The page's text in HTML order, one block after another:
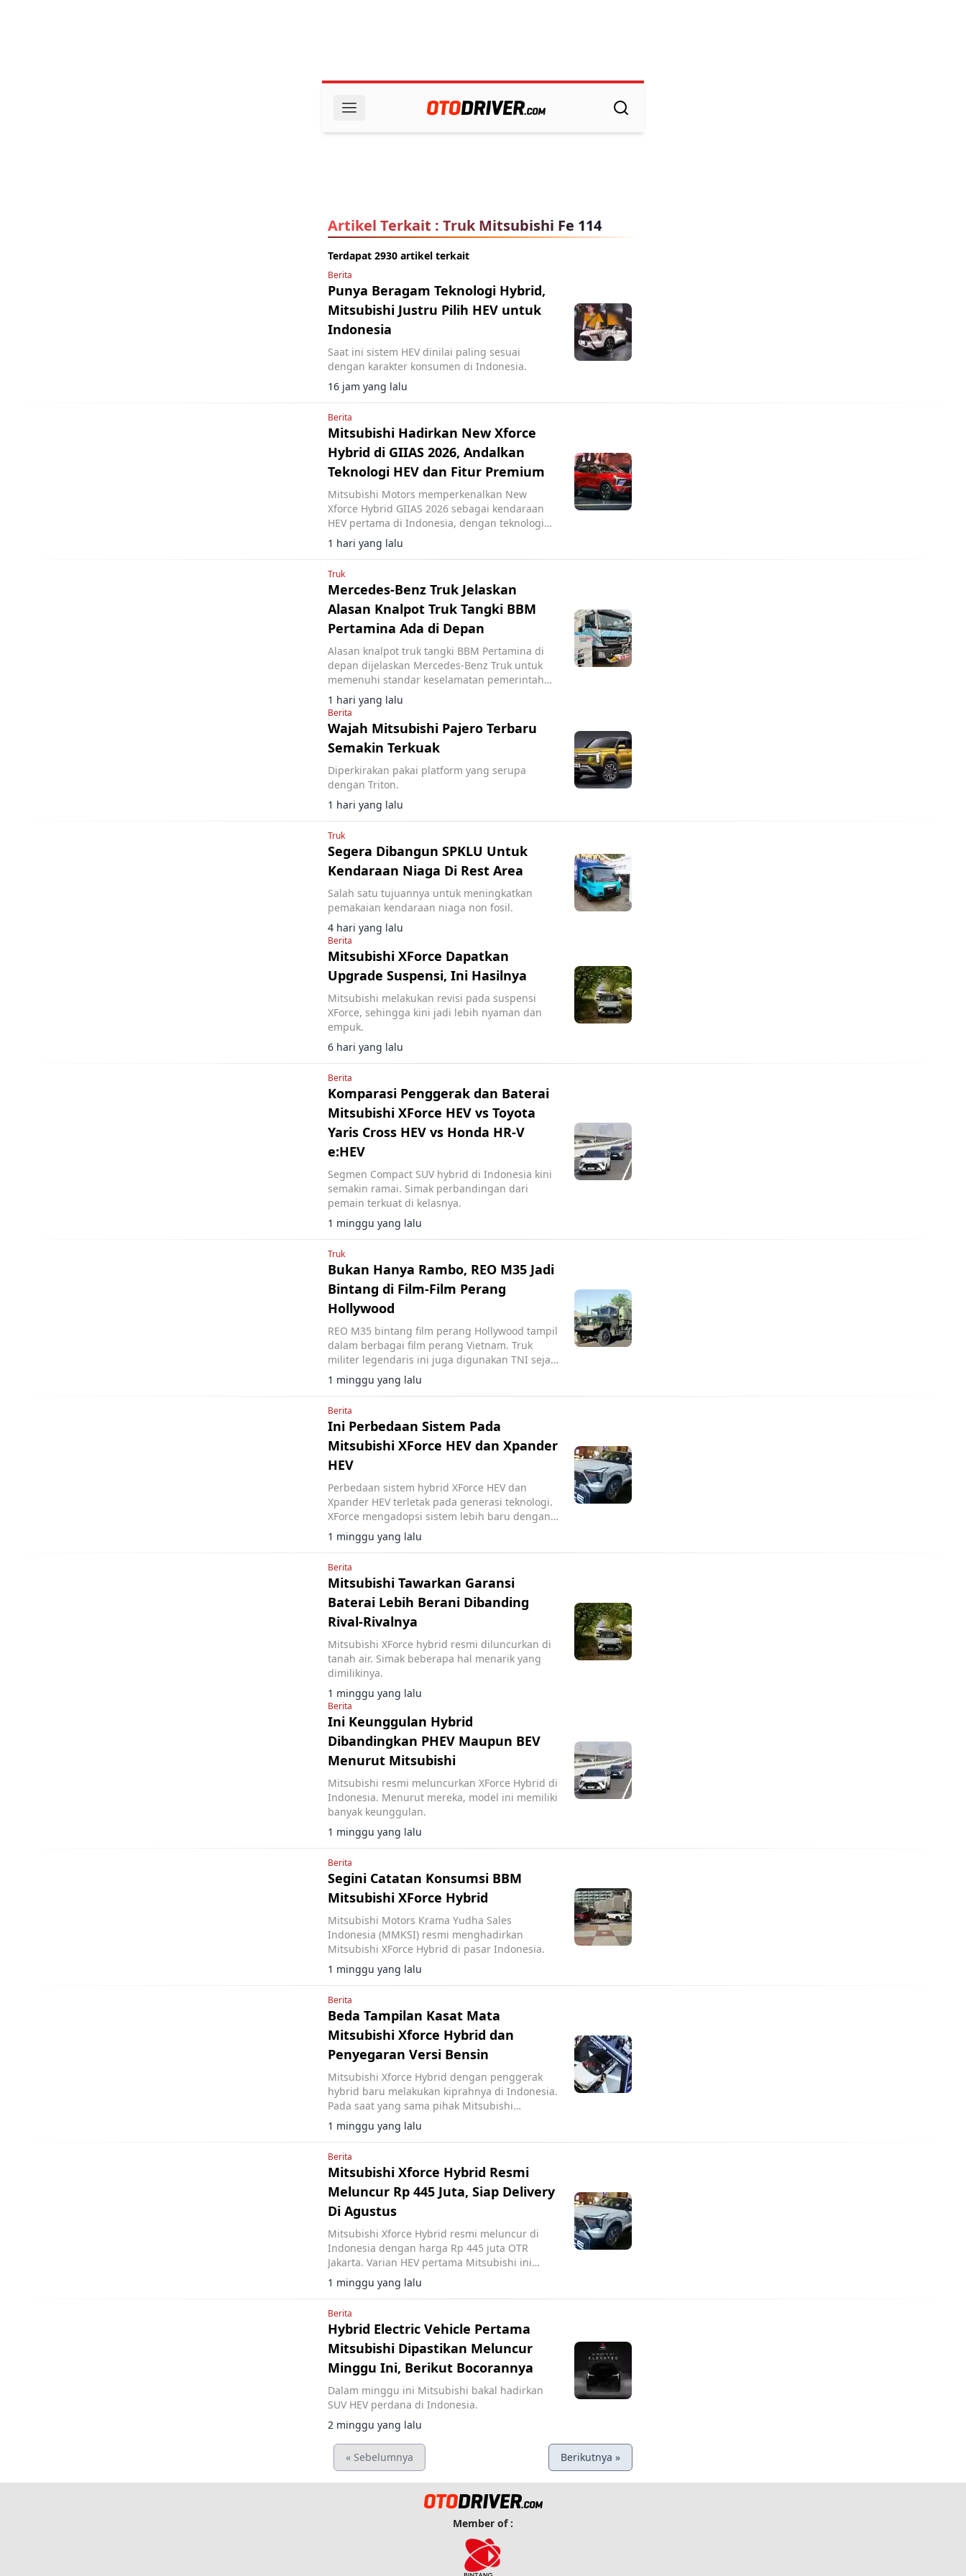
Artikel Terkait : Truk Mitsubishi Fe 114
Terdapat 2930 artikel terkait
Berita
Punya Beragam Teknologi Hybrid,
Mitsubishi Justru Pilih HEV untuk
Indonesia
Saat ini sistem HEV dinilai paling sesuai
dengan karakter konsumen di Indonesia.
16 jam yang lalu
Berita
Mitsubishi Hadirkan New Xforce
Hybrid di GIIAS 2026, Andalkan
Teknologi HEV dan Fitur Premium
Mitsubishi Motors memperkenalkan New
Xforce Hybrid GIIAS 2026 sebagai kendaraan
HEV pertama di Indonesia, dengan teknologi
hybrid efisien dan fitur frameless panoramic
roof.
1 hari yang lalu
Truk
Mercedes-Benz Truk Jelaskan
Alasan Knalpot Truk Tangki BBM
Pertamina Ada di Depan
Alasan knalpot truk tangki BBM Pertamina di
depan dijelaskan Mercedes-Benz Truk untuk
memenuhi standar keselamatan pemerintah
dan mencegah risiko kebakaran.
1 hari yang lalu
Berita
Wajah Mitsubishi Pajero Terbaru
Semakin Terkuak
Diperkirakan pakai platform yang serupa
dengan Triton.
1 hari yang lalu
Truk
Segera Dibangun SPKLU Untuk
Kendaraan Niaga Di Rest Area
Salah satu tujuannya untuk meningkatkan
pemakaian kendaraan niaga non fosil.
4 hari yang lalu
Berita
Mitsubishi XForce Dapatkan
Upgrade Suspensi, Ini Hasilnya
Mitsubishi melakukan revisi pada suspensi
XForce, sehingga kini jadi lebih nyaman dan
empuk.
6 hari yang lalu
Berita
Komparasi Penggerak dan Baterai
Mitsubishi XForce HEV vs Toyota
Yaris Cross HEV vs Honda HR-V
e:HEV
Segmen Compact SUV hybrid di Indonesia kini
semakin ramai. Simak perbandingan dari
pemain terkuat di kelasnya.
1 minggu yang lalu
Truk
Bukan Hanya Rambo, REO M35 Jadi
Bintang di Film-Film Perang
Hollywood
REO M35 bintang film perang Hollywood tampil
dalam berbagai film perang Vietnam. Truk
militer legendaris ini juga digunakan TNI sejak
era 1970-an.
1 minggu yang lalu
Berita
Ini Perbedaan Sistem Pada
Mitsubishi XForce HEV dan Xpander
HEV
Perbedaan sistem hybrid XForce HEV dan
Xpander HEV terletak pada generasi teknologi.
XForce mengadopsi sistem lebih baru dengan
transaxle dua speed, sedangkan Xpander
masih menggunakan single speed.
1 minggu yang lalu
Berita
Mitsubishi Tawarkan Garansi
Baterai Lebih Berani Dibanding
Rival-Rivalnya
Mitsubishi XForce hybrid resmi diluncurkan di
tanah air. Simak beberapa hal menarik yang
dimilikinya.
1 minggu yang lalu
Berita
Ini Keunggulan Hybrid
Dibandingkan PHEV Maupun BEV
Menurut Mitsubishi
Mitsubishi resmi meluncurkan XForce Hybrid di
Indonesia. Menurut mereka, model ini memiliki
banyak keunggulan.
1 minggu yang lalu
Berita
Segini Catatan Konsumsi BBM
Mitsubishi XForce Hybrid
Mitsubishi Motors Krama Yudha Sales
Indonesia (MMKSI) resmi menghadirkan
Mitsubishi XForce Hybrid di pasar Indonesia.
1 minggu yang lalu
Berita
Beda Tampilan Kasat Mata
Mitsubishi Xforce Hybrid dan
Penyegaran Versi Bensin
Mitsubishi Xforce Hybrid dengan penggerak
hybrid baru melakukan kiprahnya di Indonesia.
Pada saat yang sama pihak Mitsubishi
Indonesia juga meluncurkan improvement
baru bagi model Xforce versi ICE.
1 minggu yang lalu
Berita
Mitsubishi Xforce Hybrid Resmi
Meluncur Rp 445 Juta, Siap Delivery
Di Agustus
Mitsubishi Xforce Hybrid resmi meluncur di
Indonesia dengan harga Rp 445 juta OTR
Jakarta. Varian HEV pertama Mitsubishi ini
diproduksi lokal dan siap dikirim Agustus 2026.
1 minggu yang lalu
Berita
Hybrid Electric Vehicle Pertama
Mitsubishi Dipastikan Meluncur
Minggu Ini, Berikut Bocorannya
Dalam minggu ini Mitsubishi bakal hadirkan
SUV HEV perdana di Indonesia.
2 minggu yang lalu
« Sebelumnya Berikutnya »
Member of :